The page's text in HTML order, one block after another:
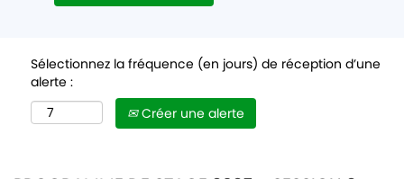
Sélectionnez la fréquence (en jours) de réception d’une
alerte :
Créer une alerte